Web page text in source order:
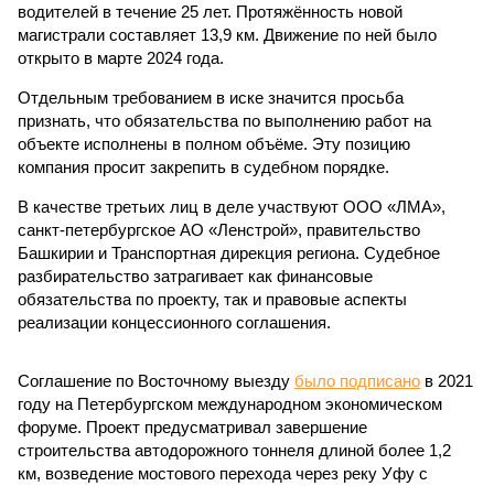
водителей в течение 25 лет. Протяжённость новой
магистрали составляет 13,9 км. Движение по ней было
открыто в марте 2024 года.
Отдельным требованием в иске значится просьба
признать, что обязательства по выполнению работ на
объекте исполнены в полном объёме. Эту позицию
компания просит закрепить в судебном порядке.
В качестве третьих лиц в деле участвуют ООО «ЛМА»,
санкт-петербургское АО «Ленстрой», правительство
Башкирии и Транспортная дирекция региона. Судебное
разбирательство затрагивает как финансовые
обязательства по проекту, так и правовые аспекты
реализации концессионного соглашения.
Соглашение по Восточному выезду было подписано в 2021
году на Петербургском международном экономическом
форуме. Проект предусматривал завершение
строительства автодорожного тоннеля длиной более 1,2
км, возведение мостового перехода через реку Уфу с